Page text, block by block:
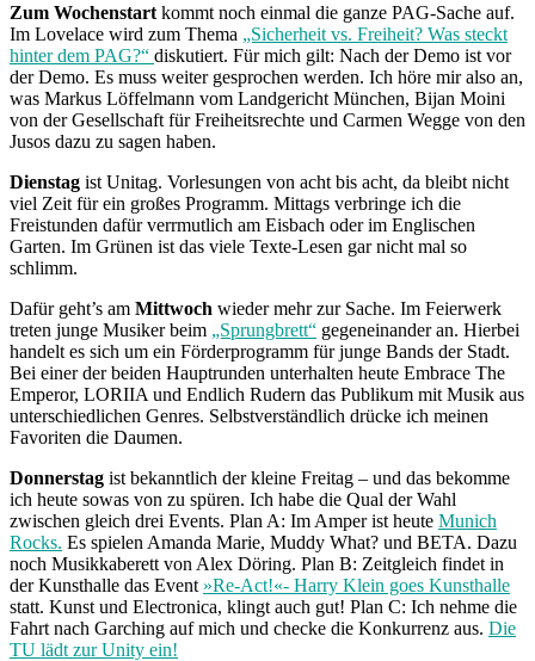
Zum Wochenstart kommt noch einmal die ganze PAG-Sache auf.
Im Lovelace wird zum Thema „Sicherheit vs. Freiheit? Was steckt
hinter dem PAG?“ diskutiert. Für mich gilt: Nach der Demo ist vor
der Demo. Es muss weiter gesprochen werden. Ich höre mir also an,
was Markus Löffelmann vom Landgericht München, Bijan Moini
von der Gesellschaft für Freiheitsrechte und Carmen Wegge von den
Jusos dazu zu sagen haben.
Dienstag ist Unitag. Vorlesungen von acht bis acht, da bleibt nicht
viel Zeit für ein großes Programm. Mittags verbringe ich die
Freistunden dafür verrmutlich am Eisbach oder im Englischen
Garten. Im Grünen ist das viele Texte-Lesen gar nicht mal so
schlimm.
Dafür geht’s am Mittwoch wieder mehr zur Sache. Im Feierwerk
treten junge Musiker beim „Sprungbrett“ gegeneinander an. Hierbei
handelt es sich um ein Förderprogramm für junge Bands der Stadt.
Bei einer der beiden Hauptrunden unterhalten heute Embrace The
Emperor, LORIIA und Endlich Rudern das Publikum mit Musik aus
unterschiedlichen Genres. Selbstverständlich drücke ich meinen
Favoriten die Daumen.
Donnerstag ist bekanntlich der kleine Freitag – und das bekomme
ich heute sowas von zu spüren. Ich habe die Qual der Wahl
zwischen gleich drei Events. Plan A: Im Amper ist heute Munich
Rocks. Es spielen Amanda Marie, Muddy What? und BETA. Dazu
noch Musikkaberett von Alex Döring. Plan B: Zeitgleich findet in
der Kunsthalle das Event »Re-Act!«- Harry Klein goes Kunsthalle
statt. Kunst und Electronica, klingt auch gut! Plan C: Ich nehme die
Fahrt nach Garching auf mich und checke die Konkurrenz aus. Die
TU lädt zur Unity ein!